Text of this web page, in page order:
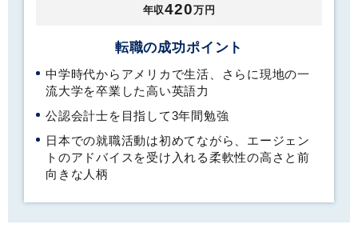
年収420万円
転職の成功ポイント
中学時代からアメリカで生活、さらに現地の一
流大学を卒業した高い英語力
公認会計士を目指して3年間勉強
日本での就職活動は初めてながら、エージェン
トのアドバイスを受け入れる柔軟性の高さと前
向きな人柄